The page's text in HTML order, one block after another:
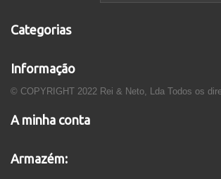
Categorias
Informação
© COPYRIGHT 2022 Rei & Neto, Lda Todos os
A minha conta
Armazém: